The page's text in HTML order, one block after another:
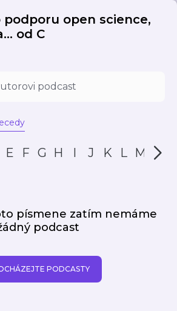
open science,
od C
E F G H I J K L M N
písmene zatím nemáme
podcast
PODCASTY